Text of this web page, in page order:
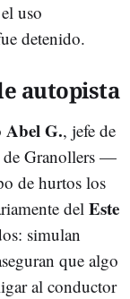
uso
detenido.
autopista
Abel G., jefe de
de Granollers —
de hurtos los
del Este
simulan
que algo
al conductor